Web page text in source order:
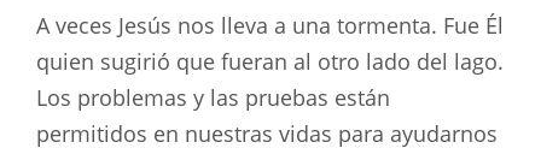
A veces Jesús nos lleva a una tormenta. Fue Él
quien sugirió que fueran al otro lado del lago.
Los problemas y las pruebas están
permitidos en nuestras vidas para ayudarnos